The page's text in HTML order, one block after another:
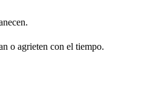
o agrieten con el tiempo.